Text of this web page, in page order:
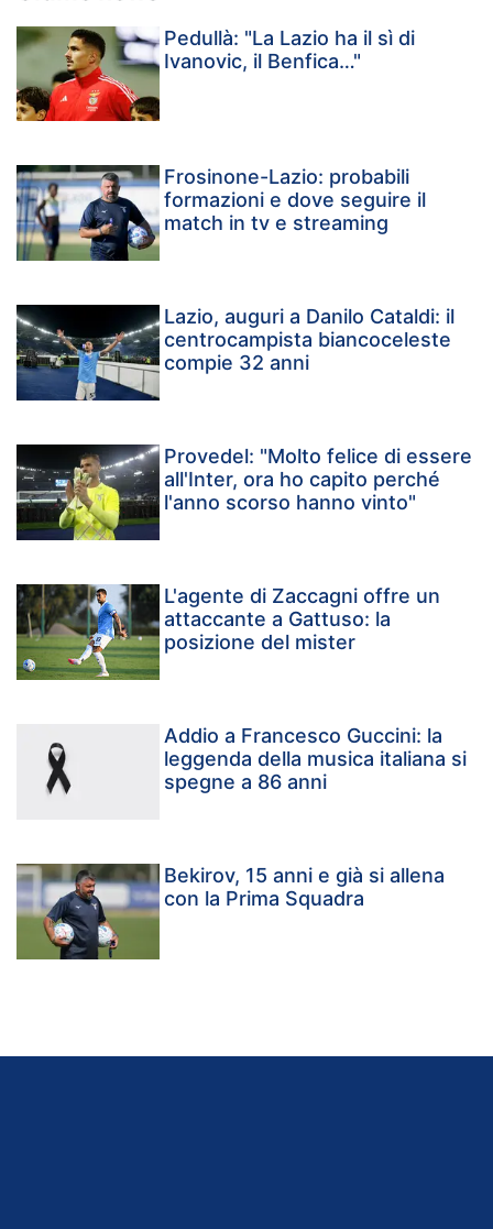
Pedullà: "La Lazio ha il sì di
Ivanovic, il Benfica…"
Frosinone-Lazio: probabili
formazioni e dove seguire il
match in tv e streaming
Lazio, auguri a Danilo Cataldi: il
centrocampista biancoceleste
compie 32 anni
Provedel: "Molto felice di essere
all'Inter, ora ho capito perché
l'anno scorso hanno vinto"
L'agente di Zaccagni offre un
attaccante a Gattuso: la
posizione del mister
Addio a Francesco Guccini: la
leggenda della musica italiana si
spegne a 86 anni
Bekirov, 15 anni e già si allena
con la Prima Squadra